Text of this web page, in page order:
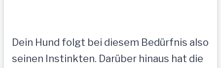
Dein Hund folgt bei diesem Bedürfnis also
seinen Instinkten. Darüber hinaus hat die